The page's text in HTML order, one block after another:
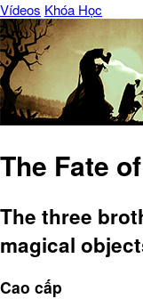
Vídeos Khóa Học
The Fate
The three
magical
Cao cấp